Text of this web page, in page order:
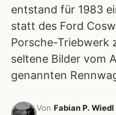
entstand für 1983
statt des Ford
Porsche-Triebwerk
seltene Bilder vom
genannten
Von Fabian P. Wiedl